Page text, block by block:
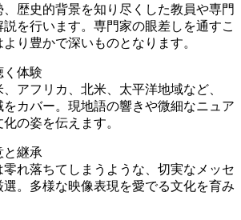
歴史的背景を知り尽くした教員や専門
を行います。専門家の眼差しを通すこ
り豊かで深いものとなります。
体験
アフリカ、北米、太平洋地域など、
をカバー。現地語の響きや微細なニュア
の姿を伝えます。
継承
れ落ちてしまうような、切実なメッセ
。多様な映像表現を愛でる文化を育み